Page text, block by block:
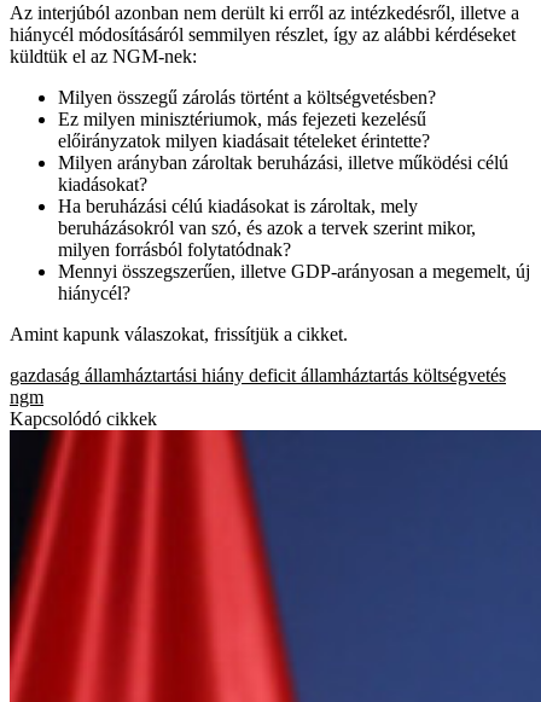
Az interjúból azonban nem derült ki erről az intézkedésről, illetve a
hiánycél módosításáról semmilyen részlet, így az alábbi kérdéseket
küldtük el az NGM-nek:
Milyen összegű zárolás történt a költségvetésben?
Ez milyen minisztériumok, más fejezeti kezelésű
előirányzatok milyen kiadásait tételeket érintette?
Milyen arányban zároltak beruházási, illetve működési célú
kiadásokat?
Ha beruházási célú kiadásokat is zároltak, mely
beruházásokról van szó, és azok a tervek szerint mikor,
milyen forrásból folytatódnak?
Mennyi összegszerűen, illetve GDP-arányosan a megemelt, új
hiánycél?
Amint kapunk válaszokat, frissítjük a cikket.
gazdaság államháztartási hiány deficit államháztartás költségvetés
ngm
Kapcsolódó cikkek